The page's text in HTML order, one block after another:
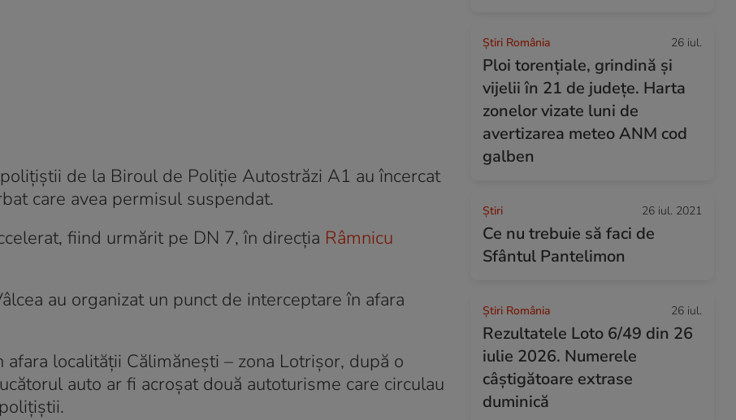
de la Biroul de Poliție Autostrăzi A1 au încercat
care avea permisul suspendat.
fiind urmărit pe DN 7, în direcția Râmnicu
au organizat un punct de interceptare în afara
localității Călimănești – zona Lotrișor, după o
auto ar fi acroșat două autoturisme care circulau
Știri România 26 iul.
Ploi torențiale, grindină și
vijelii în 21 de județe. Harta
zonelor vizate luni de
avertizarea meteo ANM cod
galben
Ştiri 26 iul. 2021
Ce nu trebuie să faci de
Sfântul Pantelimon
Știri România 26 iul.
Rezultatele Loto 6/49 din 26
iulie 2026. Numerele
câștigătoare extrase
duminică